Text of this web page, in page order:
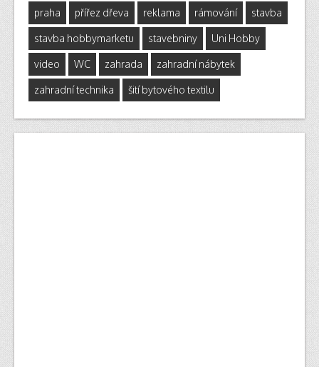
praha přířez dřeva reklama rámování stavba
stavba hobbymarketu stavebniny Uni Hobby
video WC zahrada zahradní nábytek
zahradní technika šití bytového textilu